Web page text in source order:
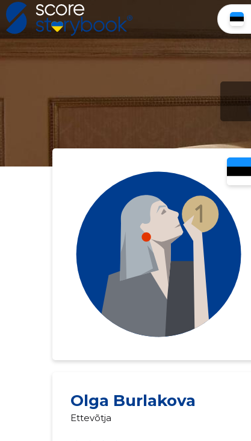
Olga Burlakova
Ettevõtja